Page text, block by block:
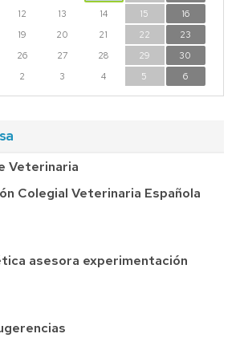
12 13 14 15
16
19 20 21 22
23
26 27 28 29
30
2 3 4 5 6
Veterinaria
Colegial Veterinaria Española
asesora experimentación